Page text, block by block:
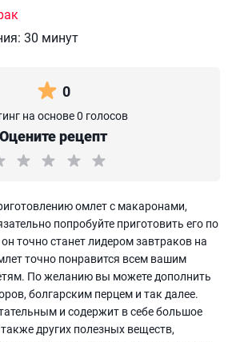
30 минут
0
на основе 0 голосов
Оцените рецепт
омлет с макаронами,
попробуйте приготовить его по
точно станет лидером завтраков на
точно понравится всем вашим
По желанию вы можете дополнить
болгарским перцем и так далее.
и содержит в себе большое
других полезных веществ,